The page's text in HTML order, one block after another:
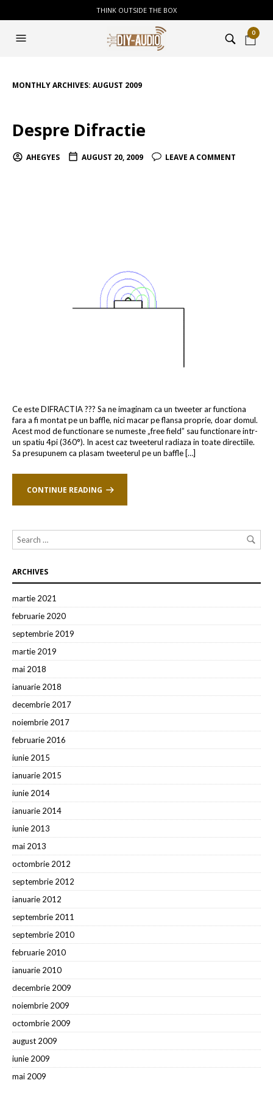
THINK OUTSIDE THE BOX
0
MONTHLY ARCHIVES: AUGUST 2009
Despre Difractie
AHEGYES AUGUST 20, 2009 LEAVE A COMMENT
Ce este DIFRACTIA ??? Sa ne imaginam ca un tweeter ar functiona
fara a fi montat pe un baffle, nici macar pe flansa proprie, doar domul.
Acest mod de functionare se numeste „free field” sau functionare intr-
un spatiu 4pi (360°). In acest caz tweeterul radiaza in toate directiile.
Sa presupunem ca plasam tweeterul pe un baffle […]
CONTINUE READING
ARCHIVES
martie 2021
februarie 2020
septembrie 2019
martie 2019
mai 2018
ianuarie 2018
decembrie 2017
noiembrie 2017
februarie 2016
iunie 2015
ianuarie 2015
iunie 2014
ianuarie 2014
iunie 2013
mai 2013
octombrie 2012
septembrie 2012
ianuarie 2012
septembrie 2011
septembrie 2010
februarie 2010
ianuarie 2010
decembrie 2009
noiembrie 2009
octombrie 2009
august 2009
iunie 2009
mai 2009